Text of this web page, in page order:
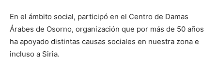
En el ámbito social, participó en el Centro de Damas
Árabes de Osorno, organización que por más de 50 años
ha apoyado distintas causas sociales en nuestra zona e
incluso a Siria.